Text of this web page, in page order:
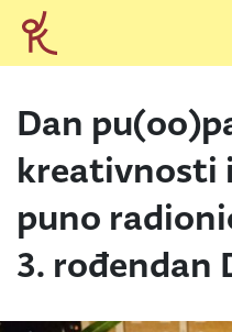
Dan
kreativnosti
puno
3. rođendan